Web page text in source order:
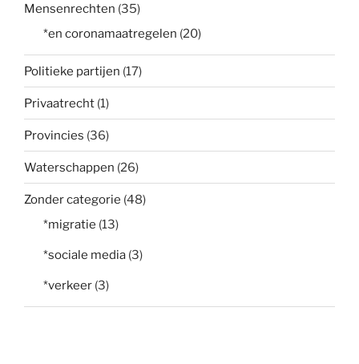
Mensenrechten (35)
*en coronamaatregelen (20)
Politieke partijen (17)
Privaatrecht (1)
Provincies (36)
Waterschappen (26)
Zonder categorie (48)
*migratie (13)
*sociale media (3)
*verkeer (3)